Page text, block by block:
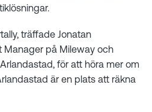
träffade Jonatan
Manager på Mileway och
för att höra mer om
är en plats att räkna